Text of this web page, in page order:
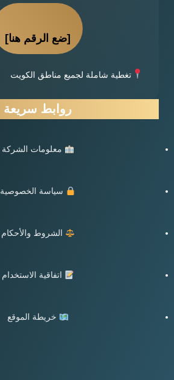
[ضع الرقم هنا]
تغطية شاملة لجميع مناطق الكويت
روابط سريعة
معلومات الشركة
سياسة الخصوصية
الشروط والأحكام
اتفاقية الاستخدام
خريطة الموقع